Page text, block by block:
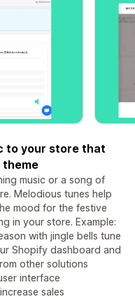
to your store that
music or a song of
Melodious tunes help
mood for the festive
in your store. Example:
with jingle bells tune
Shopify dashboard and
other solutions
interface
sales